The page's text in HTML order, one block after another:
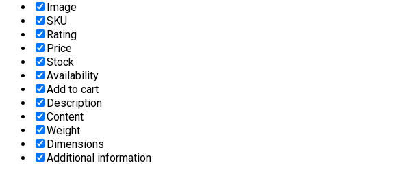
Image
SKU
Rating
Price
Stock
Availability
Add to cart
Description
Content
Weight
Dimensions
Additional information